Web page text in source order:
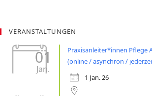
VERANSTALTUNGEN
01
Jan.
Praxisanleiter*innen Pflege
(online / asynchron /
1 Jan. 26